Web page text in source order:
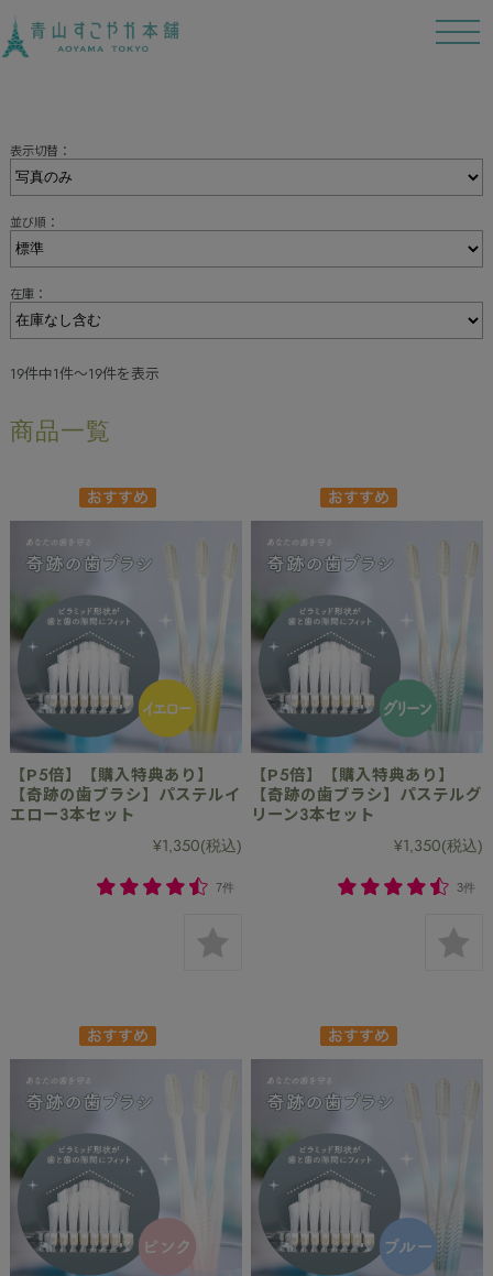
t
o
v
g
表示切替：
並び順：
在庫：
19件中1件～19件を表示
商品一覧
【P5倍】【購入特典あり】
【奇跡の歯ブラシ】パステルイ
エロー3本セット
¥1,350(税込)
7件
【P5倍】【購入特典あり】
【奇跡の歯ブラシ】パステルグ
リーン3本セット
¥1,350(税込)
3件